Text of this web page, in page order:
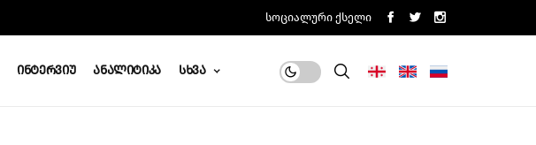
Სოციალური Ქსელი
Ინტერვიუ Ანალიტიკა Სხვა